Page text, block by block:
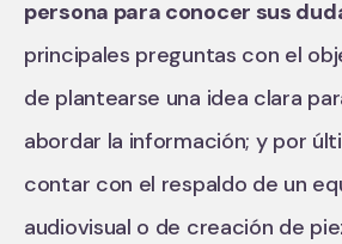
persona para conocer sus
principales preguntas con el
de plantearse una idea clara
abordar la información; y por
contar con el respaldo de un
audiovisual o de creación de